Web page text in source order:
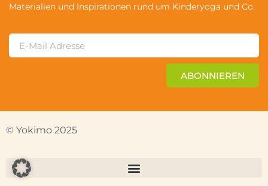
Materialien und Inspirationen rund um Kinderyoga und Co.
ABONNIEREN
© Yokimo 2025